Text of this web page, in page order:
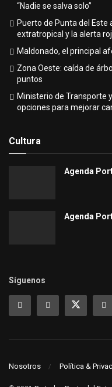
“Nadie se salva solo”
Puerto de Punta del Este
extratropical y la alerta
Maldonado, el principal
Zona Oeste: caída de
puntos
Ministerio de Transporte
opciones para mejorar
Cultura
Agenda
Agenda
Síguenos
Nosotros Política &